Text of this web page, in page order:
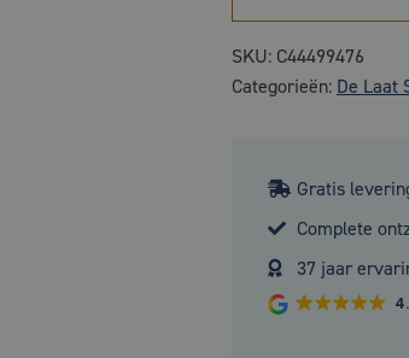
SKU: C44499476
Categorieën: De Laat
Gratis
Complete
37 jaar